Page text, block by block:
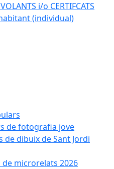
i/o CERTIFCATS
(individual)
de fotografia jove
de dibuix de Sant Jordi
de microrelats 2026